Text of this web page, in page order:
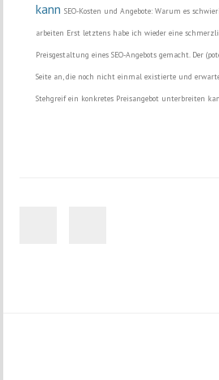
kann SEO-Kosten und Angebote: Warum es
arbeiten Erst letztens habe ich wieder eine
Preisgestaltung eines SEO-Angebots gemacht. Der
Seite an, die noch nicht einmal existierte und
Stehgreif ein konkretes Preisangebot unterbreiten